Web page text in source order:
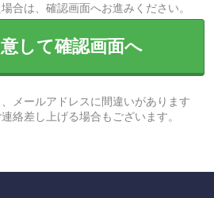
合は、確認画面へお進みください。
して確認画面へ
メールアドレスに間違いがあります
絡差し上げる場合もございます。